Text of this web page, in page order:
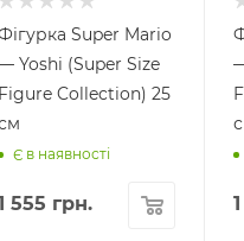
Super Mario
Yoshi (Super Size
Figure Collection) 25
Є в наявності
555 грн.